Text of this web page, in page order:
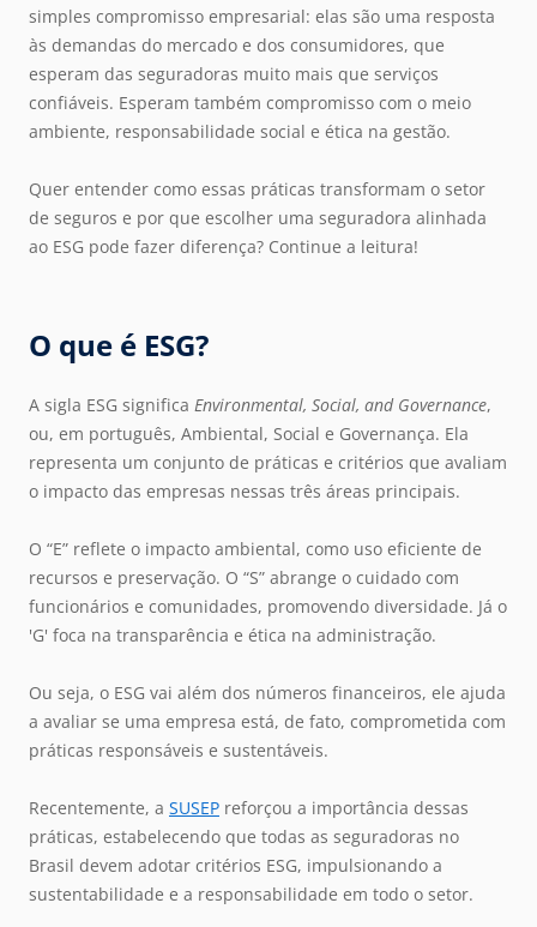
simples compromisso empresarial: elas são uma resposta
às demandas do mercado e dos consumidores, que
esperam das seguradoras muito mais que serviços
confiáveis. Esperam também compromisso com o meio
ambiente, responsabilidade social e ética na gestão.
Quer entender como essas práticas transformam o setor
de seguros e por que escolher uma seguradora alinhada
ao ESG pode fazer diferença? Continue a leitura!
O que é ESG?
A sigla ESG significa Environmental, Social, and Governance,
ou, em português, Ambiental, Social e Governança. Ela
representa um conjunto de práticas e critérios que avaliam
o impacto das empresas nessas três áreas principais.
O “E” reflete o impacto ambiental, como uso eficiente de
recursos e preservação. O “S” abrange o cuidado com
funcionários e comunidades, promovendo diversidade. Já o
'G' foca na transparência e ética na administração.
Ou seja, o ESG vai além dos números financeiros, ele ajuda
a avaliar se uma empresa está, de fato, comprometida com
práticas responsáveis e sustentáveis.
Recentemente, a SUSEP reforçou a importância dessas
práticas, estabelecendo que todas as seguradoras no
Brasil devem adotar critérios ESG, impulsionando a
sustentabilidade e a responsabilidade em todo o setor.